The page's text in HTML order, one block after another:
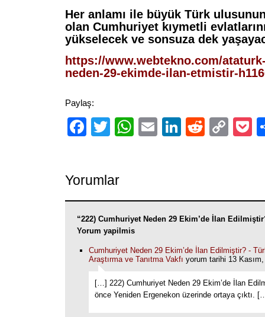
Her anlamı ile büyük Türk
olan Cumhuriyet kıymetli
yükselecek ve sonsuza dek
https://www.webtekno.com/
neden-29-ekimde-ilan-etmistir-
Paylaş:
Facebook
TwitterWhatsApp
EmailLinkedIn
Reddit
Yorumlar
“222) Cumhuriyet Neden 29 Ekim’de İlan
Yorum yapilmis
Cumhuriyet Neden 29 Ekim’de İlan Edilmiştir? -
Araştırma ve Tanıtma Vakfı yorum tarihi 13
[…] 222) Cumhuriyet Neden 29 Ekim’de İlan
önce Yeniden Ergenekon üzerinde ortaya çıktı.